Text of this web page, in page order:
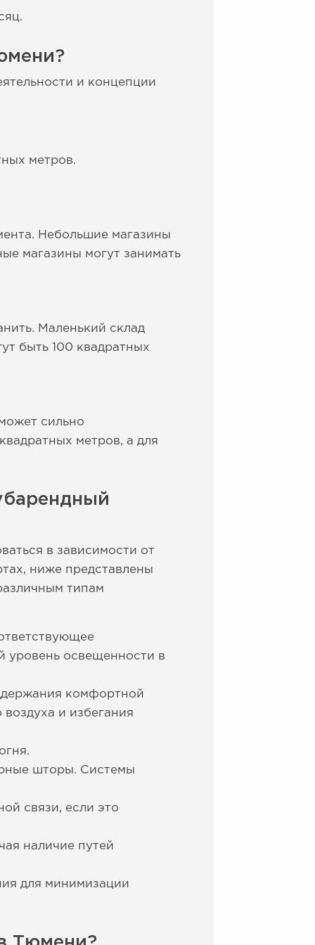
и концепции
метров.
Небольшие магазины
магазины могут занимать
Маленький склад
быть 100 квадратных
сильно
метров, а для
в зависимости от
ниже представлены
типам
уровень освещенности в
комфортной
и избегания
шторы. Системы
связи, если это
наличие путей
для минимизации